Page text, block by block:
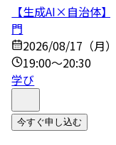
【生成AI×自治体
門
2026/08/17（月
19:00～20:30
学び
今すぐ申し込む